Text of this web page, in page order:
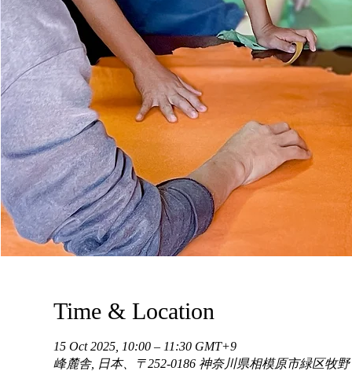
Time & Location
15 Oct 2025, 10:00 – 11:30 GMT+9
峰麓舎, 日本、〒252-0186 神奈川県相模原市緑区牧